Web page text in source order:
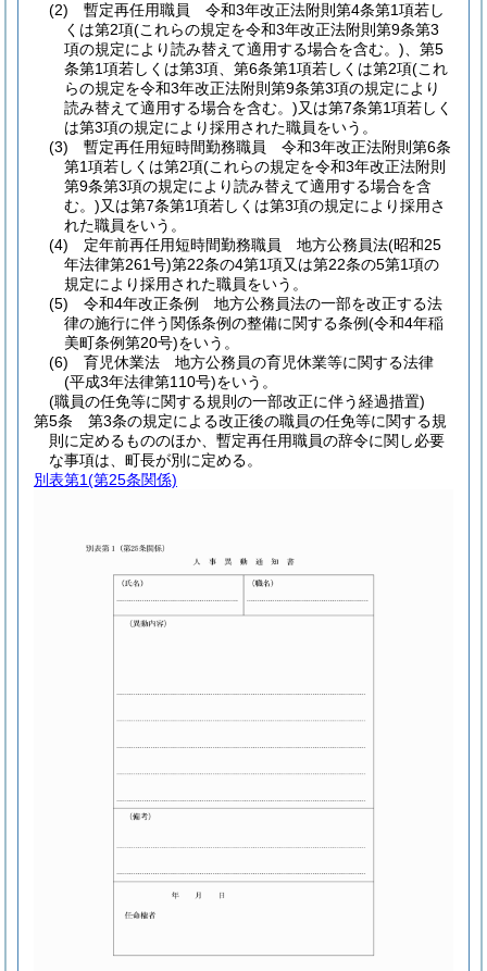
(2)
暫定再任用職員 令和3年改正法附則第4条第1項若し
くは第2項(これらの規定を令和3年改正法附則第9条第3
項の規定により読み替えて適用する場合を含む。) 、第5
条第1項若しくは第3項、第6条第1項若しくは第2項(これ
らの規定を令和3年改正法附則第9条第3項の規定により
読み替えて適用する場合を含む。)又は第7条第1項若しく
は第3項の規定により採用された職員をいう。
(3)
暫定再任用短時間勤務職員 令和3年改正法附則第6条
第1項若しくは第2項(これらの規定を令和3年改正法附則
第9条第3項の規定により読み替えて適用する場合を含
む。)又は第7条第1項若しくは第3項の規定により採用さ
れた職員をいう。
(4)
定年前再任用短時間勤務職員 地方公務員法(昭和25
年法律第261号)第22条の4第1項又は第22条の5第1項の
規定により採用された職員をいう。
(5)
令和4年改正条例 地方公務員法の一部を改正する法
律の施行に伴う関係条例の整備に関する条例(令和4年稲
美町条例第20号)をいう。
(6)
育児休業法 地方公務員の育児休業等に関する法律
(平成3年法律第110号)をいう。
(職員の任免等に関する規則の一部改正に伴う経過措置)
第5条
第3条の規定による改正後の職員の任免等に関する規
則に定めるもののほか、暫定再任用職員の辞令に関し必要
な事項は、町長が別に定める。
別表第1(第25条関係)